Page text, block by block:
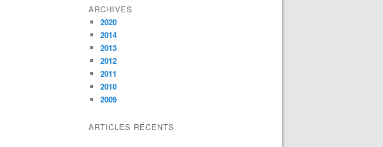
ARCHIVES
2020
2014
2013
2012
2011
2010
2009
ARTICLES RÉCENTS